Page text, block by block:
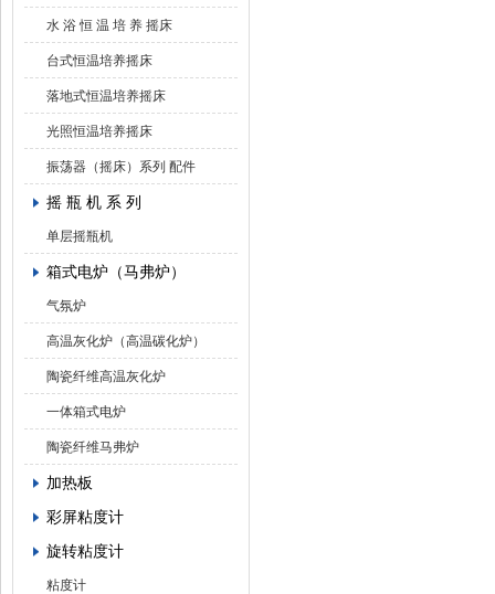
水 浴 恒 温 培 养 摇床
台式恒温培养摇床
落地式恒温培养摇床
光照恒温培养摇床
振荡器（摇床）系列 配件
摇 瓶 机 系 列
单层摇瓶机
箱式电炉（马弗炉）
气氛炉
高温灰化炉（高温碳化炉）
陶瓷纤维高温灰化炉
一体箱式电炉
陶瓷纤维马弗炉
加热板
彩屏粘度计
旋转粘度计
粘度计